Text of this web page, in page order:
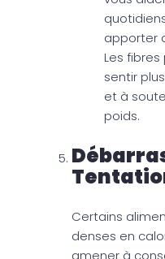
apporter
Les
sentir
et à
poids.
Certains
denses en
amener à